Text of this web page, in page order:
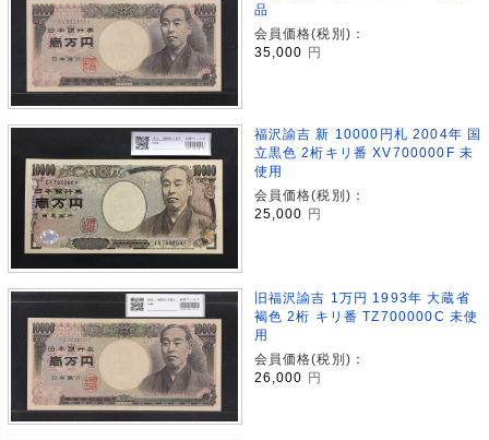
品
会員価格(税別)：
35,000
円
福沢諭吉 新 10000円札 2004年 国
立黒色 2桁キリ番 XV700000F 未
使用
会員価格(税別)：
25,000
円
旧福沢諭吉 1万円 1993年 大蔵省
褐色 2桁 キリ番 TZ700000C 未使
用
会員価格(税別)：
26,000 円